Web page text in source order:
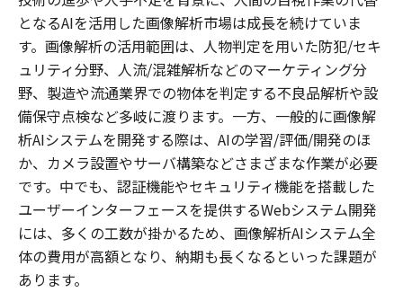
となるAIを活用した画像解析市場は成長を続けていま
す。画像解析の活用範囲は、人物判定を用いた防犯/セキ
ュリティ分野、人流/混雑解析などのマーケティング分
野、製造や流通業界での物体を判定する不良品解析や設
備保守点検など多岐に渡ります。一方、一般的に画像解
析AIシステムを開発する際は、AIの学習/評価/開発のほ
か、カメラ設置やサーバ構築などさまざまな作業が必要
です。中でも、認証機能やセキュリティ機能を搭載した
ユーザーインターフェースを提供するWebシステム開発
には、多くの工数が掛かるため、画像解析AIシステム全
体の費用が高額となり、納期も長くなるといった課題が
あります。